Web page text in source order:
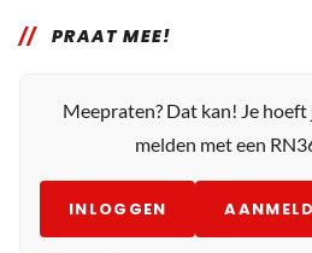
PRAAT MEE!
Meepraten? Dat kan! Je hoeft
melden met een
INLOGGEN